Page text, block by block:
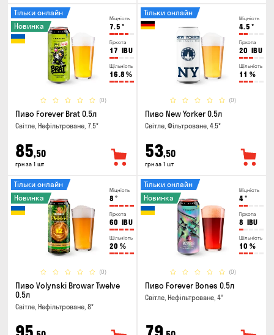
Міцність
7.5 °
Гіркота
17 IBU
Щільність
16.8 %
(0)
Тільки онлайн
Новинка
Пиво Forever Brat 0.5л
Світле, Нефільтроване, 7.5°
85,50
грн за 1 шт
Міцність
4.5 °
Гіркота
20 IBU
Щільність
11 %
(0)
Тільки онлайн
Пиво New Yorker 0.5л
Світле, Фільтроване, 4.5°
53,50
грн за 1 шт
Міцність
8 °
Гіркота
60 IBU
Щільність
20 %
(0)
Тільки онлайн
Новинка
Пиво Volynski Browar Twelve
0.5л
Світле, Нефільтроване, 8°
Міцність
4°
Гіркота
8 IBU
Щільність
10 %
(0)
Тільки онлайн
Новинка
Пиво Forever Bones 0.5л
Світле, Нефільтроване, 4°